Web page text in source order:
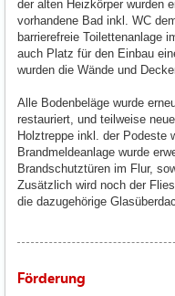
der alten Heizkörper wurden
vorhandene Bad inkl. WC
barrierefreie Toilettenanlage
auch Platz für den Einbau
wurden die Wände und
Alle Bodenbeläge wurde
restauriert, und teilweise
Holztreppe inkl. der Podeste
Brandmeldeanlage wurde
Brandschutztüren im Flur,
Zusätzlich wird noch der
die dazugehörige
Förderung